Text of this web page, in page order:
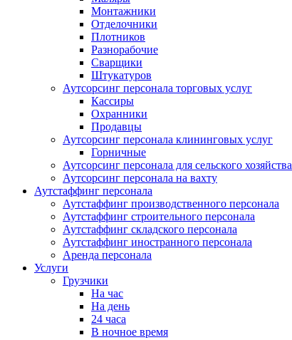
Монтажники
Отделочники
Плотников
Разнорабочие
Сварщики
Штукатуров
Аутсорсинг персонала торговых услуг
Кассиры
Охранники
Продавцы
Аутсорсинг персонала клининговых услуг
Горничные
Аутсорсинг персонала для сельского хозяйства
Аутсорсинг персонала на вахту
Аутстаффинг персонала
Аутстаффинг производственного персонала
Аутстаффинг строительного персонала
Аутстаффинг складского персонала
Аутстаффинг иностранного персонала
Аренда персонала
Услуги
Грузчики
На час
На день
24 часа
В ночное время